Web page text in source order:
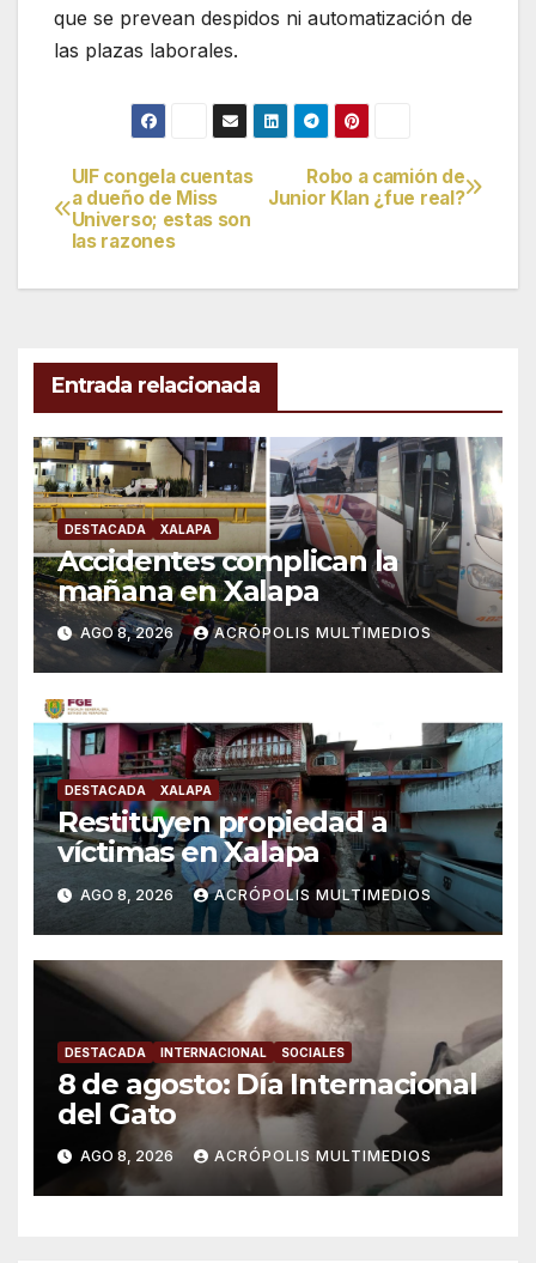
que se prevean despidos ni automatización de
las plazas laborales.
Navegación
de
entradas
Robo a camión de
Junior Klan ¿fue real?
UIF congela cuentas
a dueño de Miss
Universo; estas son
las razones
Entrada relacionada
DESTACADA XALAPA
Accidentes complican la
mañana en Xalapa
AGO 8, 2026 ACRÓPOLIS MULTIMEDIOS
DESTACADA XALAPA
Restituyen propiedad a
víctimas en Xalapa
AGO 8, 2026 ACRÓPOLIS MULTIMEDIOS
DESTACADA INTERNACIONAL SOCIALES
8 de agosto: Día Internacional
del Gato
AGO 8, 2026 ACRÓPOLIS MULTIMEDIOS